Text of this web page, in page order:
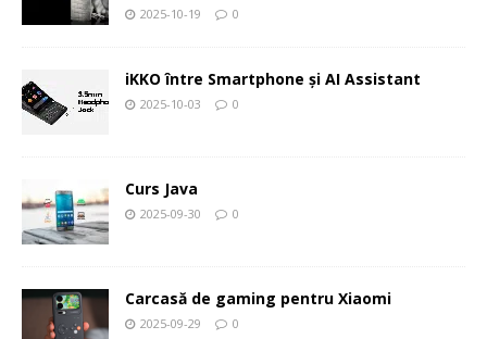
2025-10-19 0
iKKO între Smartphone și AI Assistant
2025-10-03 0
Curs Java
2025-09-30 0
Carcasă de gaming pentru Xiaomi
2025-09-29 0